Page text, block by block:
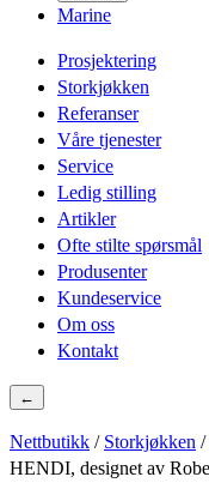
Marine
Prosjektering
Storkjøkken
Referanser
Våre tjenester
Service
Ledig stilling
Artikler
Ofte stilte spørsmål
Produsenter
Kundeservice
Om oss
Kontakt
←
Nettbutikk / Storkjøkken /
HENDI, designet av